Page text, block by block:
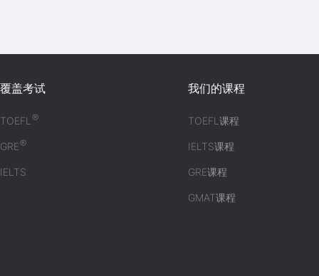
覆盖考试
TOEFL®
GRE®
IELTS
我们的课程
TOEFL课程
IELTS课程
GRE课程
GMAT课程